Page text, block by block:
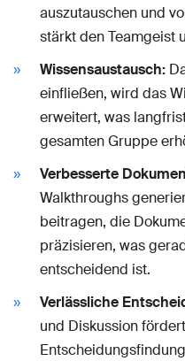
auszutauschen und
stärkt den Teamgeist
Wissensaustausch:
einfließen, wird das
erweitert, was
gesamten Gruppe
Verbesserte
Walkthroughs
beitragen, die
präzisieren, was
entscheidend ist.
Verlässliche
und Diskussion